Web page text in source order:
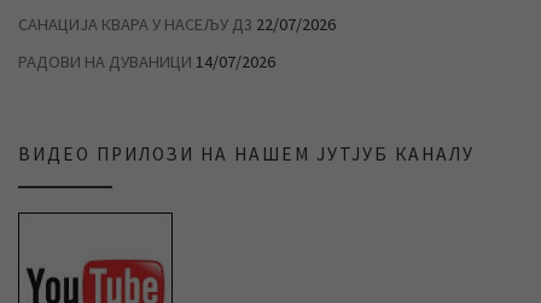
САНАЦИЈА КВАРА У НАСЕЉУ Д3 22/07/2026
РАДОВИ НА ДУВАНИЦИ 14/07/2026
ВИДЕО ПРИЛОЗИ НА НАШЕМ ЈУТЈУБ КАНАЛУ